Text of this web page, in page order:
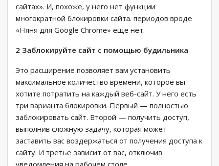
сайтах». И, похоже, у него нет функции
многократной блокировки сайта. периодов вроде
«Няня для Google Chrome» еще нет.
2 Заблокируйте сайт с помощью будильника
Это расширение позволяет вам установить
максимальное количество времени, которое вы
хотите потратить на каждый веб-сайт. У него есть
три варианта блокировки. Первый — полностью
заблокировать сайт. Второй — получить доступ,
выполнив сложную задачу, которая может
заставить вас воздержаться от получения доступа к
сайту. И третье зависит от вас, отключив
уведомления на рабочем столе.